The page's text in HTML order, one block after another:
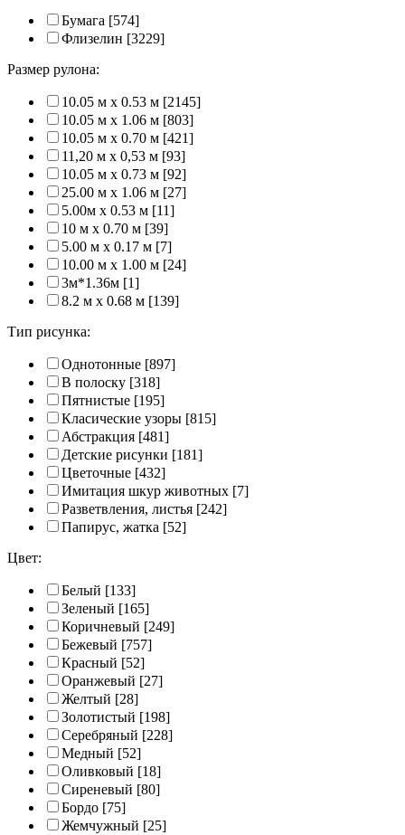
Бумага [574]
Флизелин [3229]
Размер рулона:
10.05 м x 0.53 м [2145]
10.05 м x 1.06 м [803]
10.05 м x 0.70 м [421]
11,20 м х 0,53 м [93]
10.05 м x 0.73 м [92]
25.00 м x 1.06 м [27]
5.00м x 0.53 м [11]
10 м x 0.70 м [39]
5.00 м x 0.17 м [7]
10.00 м x 1.00 м [24]
3м*1.36м [1]
8.2 м x 0.68 м [139]
Тип рисунка:
Однотонные [897]
В полоску [318]
Пятнистые [195]
Класические узоры [815]
Абстракция [481]
Детские рисунки [181]
Цветочные [432]
Имитация шкур животных [7]
Разветвления, листья [242]
Папирус, жатка [52]
Цвет:
Белый [133]
Зеленый [165]
Коричневый [249]
Бежевый [757]
Красный [52]
Оранжевый [27]
Желтый [28]
Золотистый [198]
Серебряный [228]
Медный [52]
Оливковый [18]
Сиреневый [80]
Бордо [75]
Жемчужный [25]